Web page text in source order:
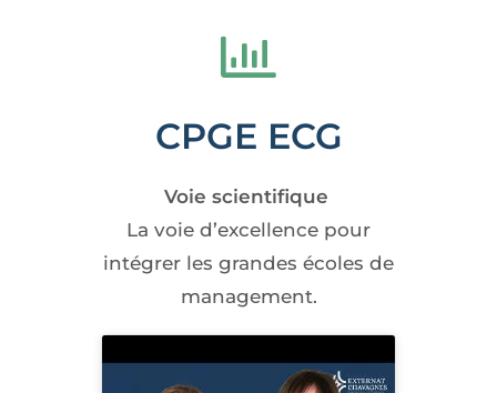
CPGE ECG
Voie scientifique
La voie d’excellence pour
intégrer les grandes écoles de
management.